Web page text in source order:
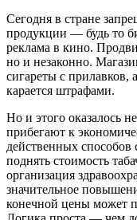
Сегодня в стране
продукции — будь то
реклама в кино.
но и незаконно.
сигареты с прилавков,
карается штрафами.
Но и этого оказалось
прибегают к
действенных
поднять стоимость
организация
значительное
конечной цены может